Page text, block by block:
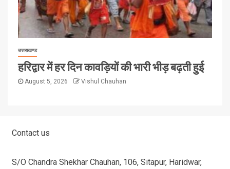
उत्तराखण्ड
हरिद्वार में हर दिन कावड़ियों की भारी भीड़ बढ़ती हुई
August 5, 2026 Vishul Chauhan
Contact us
S/O Chandra Shekhar Chauhan, 106, Sitapur, Haridwar,